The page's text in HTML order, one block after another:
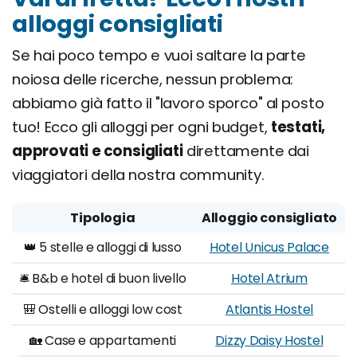
alloggi consigliati
Se hai poco tempo e vuoi saltare la parte
noiosa delle ricerche, nessun problema:
abbiamo già fatto il "lavoro sporco" al posto
tuo! Ecco gli alloggi per ogni budget, testati,
approvati e consigliatidirettamente dai
viaggiatori della nostra community.
Tipologia
Alloggio consigliato
👑 5 stelle e alloggi di lusso
Hotel Unicus Palace
🛎️ B&b e hotel di buon livello
Hotel Atrium
🎒 Ostelli e alloggi low cost
Atlantis Hostel
🏡 Case e appartamenti
Dizzy Daisy Hostel